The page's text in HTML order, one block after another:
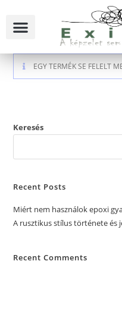
EGY TERMÉK SE FELELT
Keresés
Recent Posts
Miért nem használok epoxi
A rusztikus stílus története és
Recent Comments